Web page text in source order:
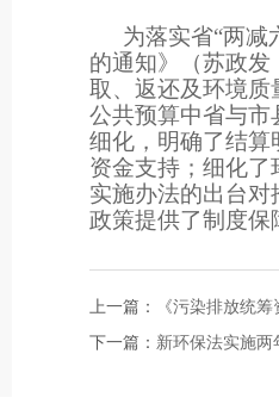
为落实省“两减
的通知》（苏政发
取、返还及环境质
公共预算中省与市
细化，明确了结算
资金支持；细化
实施办法的出台对
政策提供了制度保
上一篇：
《污染排放统
下一篇： 新环保法实施